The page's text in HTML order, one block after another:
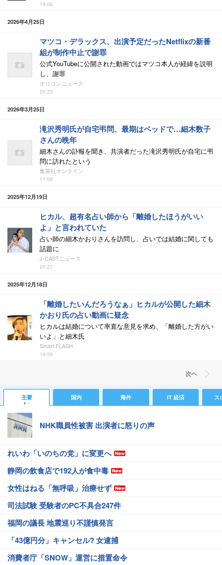
19:06
2026年4月25日
マツコ・デラックス、出演予定だったNetflixの新番
組が制作中止で謝罪
公式YouTubeに公開された動画ではマツコ本人が経緯を説明
し、謝罪
オリコンニュース
20:23
2026年3月25日
滝沢秀明氏が自宅弔問、最期はベッドで…細木数子
さんの晩年
細木さんの訃報を聞き、共演者だった滝沢秀明氏が自宅に弔
問に訪れたという
集英社オンライン
17:00
2025年12月19日
ヒカル、超有名占い師から「離婚したほうがいい
よ」と言われていた
占い師の細木かおりさんを訪問し、占いでは結婚に関しても
話題に
J-CASTニュース
20:21
2025年12月18日
「離婚したいんだろうなぁ」ヒカルが公開した細木
かおり氏の占い動画に疑念
ヒカルは結婚について率直な意見を求め、「離婚した方がい
いよ」と細木氏
Smart FLASH
19:00
次ヘ
主要 国内 海外 IT 経済 ス
NHK職員性被害 出演者に怒りの声
れいわ「いのちの党」に変更へ
静岡の飲食店で192人が食中毒
女性はねる「無呼吸」治療せず
司法試験 受験者のPC不具合247件
福岡の議長 地震巡り不謹慎発言
「43億円分」キャンセル? 女逮捕
消費者庁「SNOW」運営に措置命令